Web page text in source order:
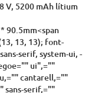
V, 5200 mAh lítium
90.5mm<span
13, 13); font-
serif, system-ui, -
ui",=""
cantarell,=""
sans-serif,=""